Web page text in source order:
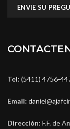
Tel: (5411) 4756-
Email:
Dirección: F.F. de